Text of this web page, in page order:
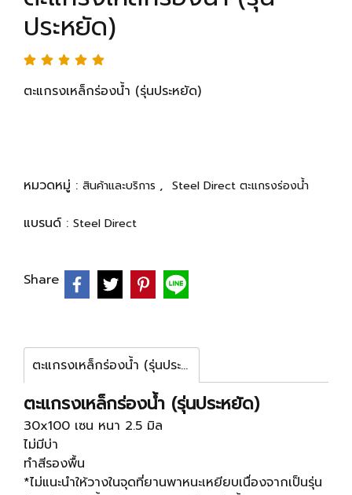
ประหยัด)
ตะแกรงเหล็กร่องน้ำ (รุ่นประหยัด)
หมวดหมู่ : สินค้าและบริการ , Steel Direct ตะแกรงร่องน้ำ
แบรนด์ : Steel Direct
Share
ตะแกรงเหล็กร่องน้ำ (รุ่นประหยัด) 30x100 เซน หนา 2.5 มิล
ตะแกรงเหล็กร่องน้ำ (รุ่นประหยัด)
30x100 เซน หนา 2.5 มิล
ไม่มีบ่า
ทำสีรองพื้น
*ไม่แนะนำให้วางในจุดที่ยานพาหนะเหยียบเนื่องจากเป็นรุ่น